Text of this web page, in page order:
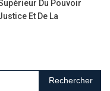
Du Pouvoir
Et De La
Rechercher :